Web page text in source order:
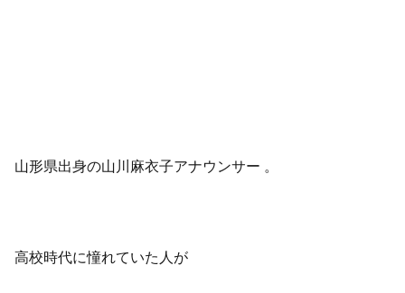
山形県出身の山川麻衣子アナウンサー 。
高校時代に憧れていた人が